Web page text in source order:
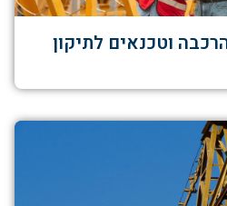
וטכנאים לתיקון